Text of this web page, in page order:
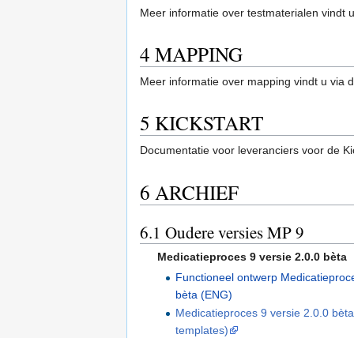
Meer informatie over testmaterialen vindt
4 MAPPING
Meer informatie over mapping vindt u via
5 KICKSTART
Documentatie voor leveranciers voor de
6 ARCHIEF
6.1 Oudere versies MP 9
Medicatieproces 9 versie 2.0.0 bèta
Functioneel ontwerp
bèta (ENG)
Medicatieproces 9 versie 2.0.0
templates)